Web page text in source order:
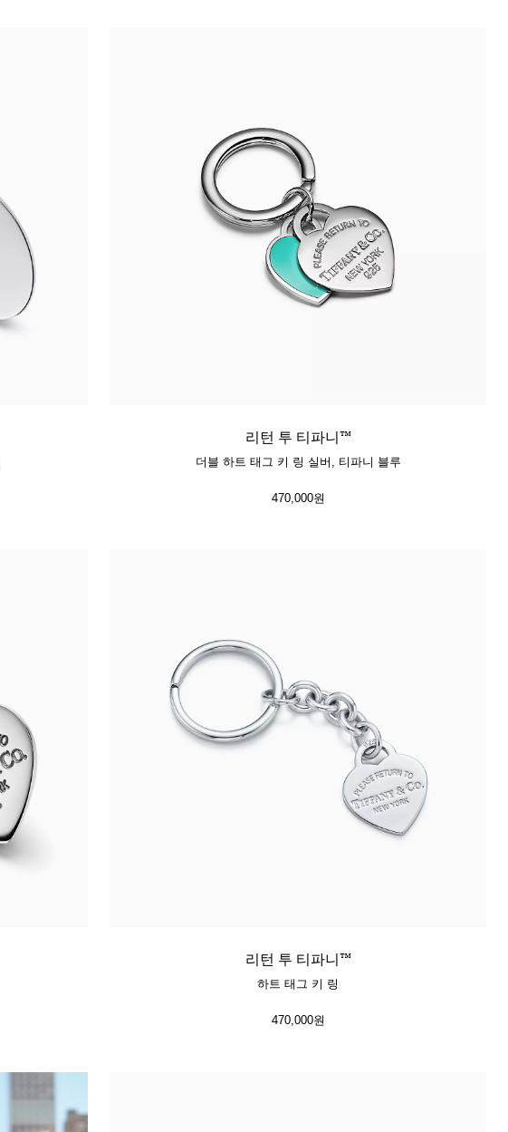
리턴 투 티파니™
더블 하트 태그 키 링 실버, 티파니 블루
470,000원
리턴 투 티파니™
하트 태그 키 링
470,000원